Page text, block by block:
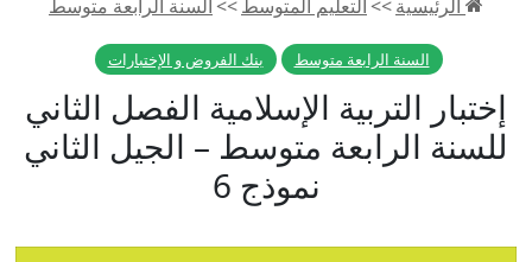
الرئيسية>>التعليم المتوسط>>السنة الرابعة متوسط
السنة الرابعة متوسط بنك الفروض و الإختبارات
إختبار التربية الإسلامية الفصل الثاني
للسنة الرابعة متوسط – الجيل الثاني
نموذج 6